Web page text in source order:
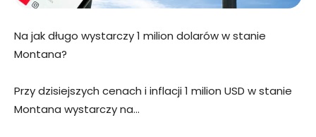
Na jak długo wystarczy 1 milion dolarów w stanie
Montana?
Przy dzisiejszych cenach i inflacji 1 milion USD w stanie
Montana wystarczy na…